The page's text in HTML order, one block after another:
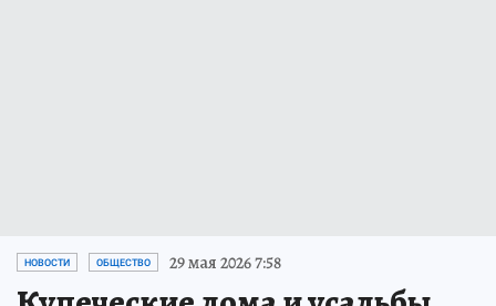
НОВОСТИ ОБЩЕСТВО 29 мая 2026 7:58